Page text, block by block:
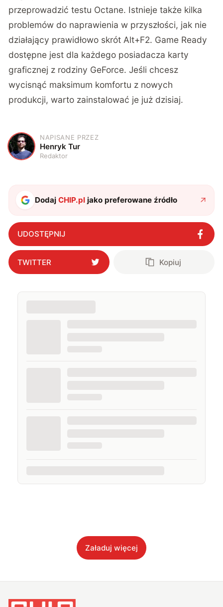
przeprowadzić testu Octane. Istnieje także kilka
problemów do naprawienia w przyszłości, jak nie
działający prawidłowo skrót Alt+F2. Game Ready
dostępne jest dla każdego posiadacza karty
graficznej z rodziny GeForce. Jeśli chcesz
wycisnąć maksimum komfortu z nowych
produkcji, warto zainstalować je już dzisiaj.
H
NAPISANE PRZEZ
Henryk Tur
Redaktor
DodajCHIP.pl jako preferowane źródło
UDOSTĘPNIJ
TWITTER Kopiuj
Załaduj więcej